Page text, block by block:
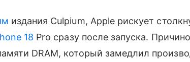
издания Culpium, Apple рискует
18 Pro сразу после запуска.
DRAM, который замедлил